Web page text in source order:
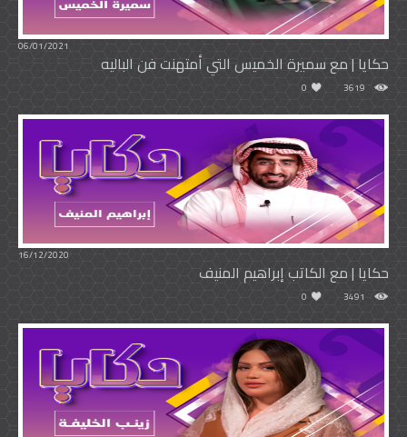
06/01/2021
حكايا | مع سميرة الخميس التي أمتهنت فن الباليه
3619
0
16/12/2020
حكايا | مع الكاتب إبراهيم المنيف
3491
0